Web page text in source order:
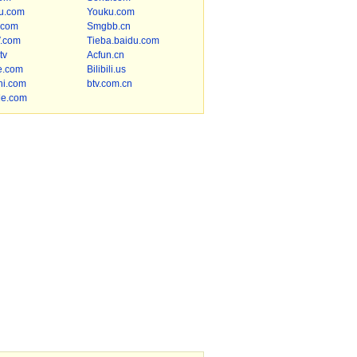
Youku.com
Smgbb.cn
Tieba.baidu.com
Acfun.cn
Bilibili.us
btv.com.cn